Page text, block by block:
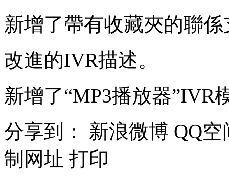
新增了帶有收藏夾的聯
改進的IVR描述。
新增了“MP3播放器”IVR
分享到：
新浪微博 QQ空
制网址 打印